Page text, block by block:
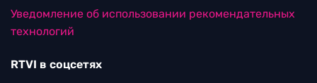
Уведомление об использовании рекомендательных
технологий
RTVI в соцсетях